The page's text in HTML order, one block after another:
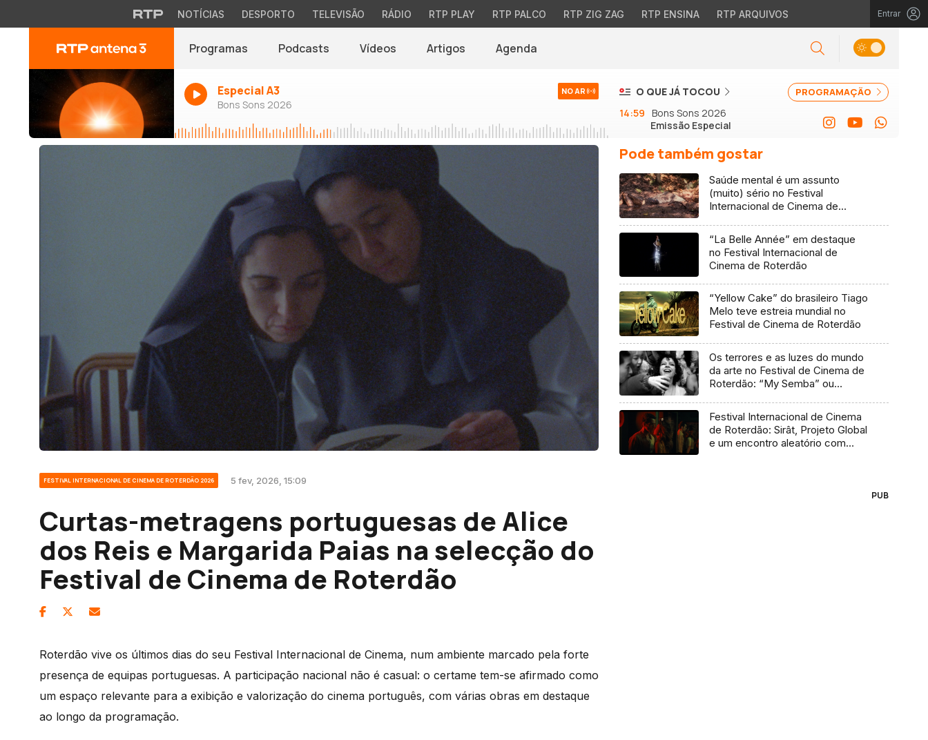
NOTÍCIAS DESPORTO TELEVISÃO RÁDIO RTP PLAY RTP PALCO RTP ZIG ZAG RTP ENSINA RTP ARQUIVOS Entrar
Programas Podcasts Vídeos Artigos Agenda
Especial A3
Bons Sons 2026
NO AR PROGRAMAÇÃO
O QUE JÁ TOCOU
14:59 Bons Sons 2026
Emissão Especial
FESTIVAL INTERNACIONAL DE CINEMA DE ROTERDÃO 2026 5 fev, 2026, 15:09
Curtas-metragens portuguesas de Alice
dos Reis e Margarida Paias na selecção do
Festival de Cinema de Roterdão
Roterdão vive os últimos dias do seu Festival Internacional de Cinema, num ambiente marcado pela forte
presença de equipas portuguesas. A participação nacional não é casual: o certame tem-se afirmado como
um espaço relevante para a exibição e valorização do cinema português, com várias obras em destaque
ao longo da programação.
Pode também gostar
Saúde mental é um assunto
(muito) sério no Festival
Internacional de Cinema de
“La Belle Année” em destaque
no Festival Internacional de
Cinema de Roterdão
“Yellow Cake” do brasileiro Tiago
Melo teve estreia mundial no
Festival de Cinema de Roterdão
Os terrores e as luzes do mundo
da arte no Festival de Cinema de
Roterdão: “My Semba” ou
Festival Internacional de Cinema
de Roterdão: Sirât, Projeto Global
e um encontro aleatório com
PUB